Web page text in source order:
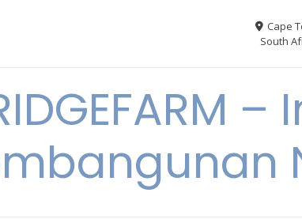
Cape
South